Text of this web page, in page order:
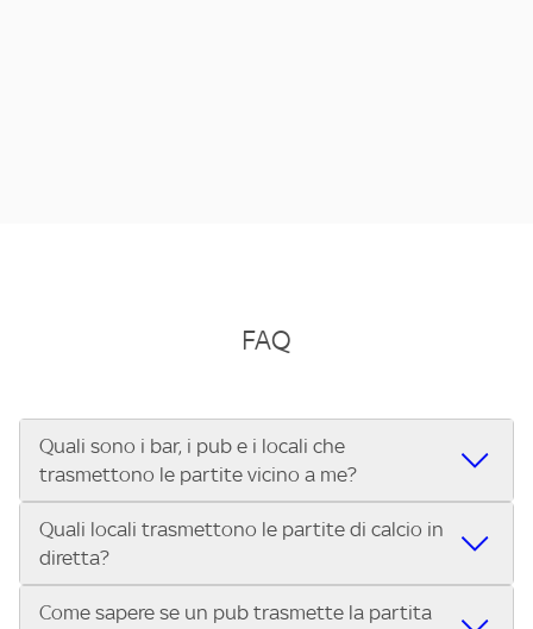
FAQ
Quali sono i bar, i pub e i locali che
trasmettono le partite vicino a me?
Se cerchi un bar, pub, ristorante o locale vicino a te per
vedere le partite di Serie A ENILIVE, la Serie C Sky Wifi, la
UEFA Champions League, la UEFA Europa League, la UEFA
Conference League, il Tennis, la Formula 1®, la MotoGP™ e
Quali locali trasmettono le partite di calcio in
diretta?
Vuoi sapere quali bar, pub o ristoranti mostrano le partite
Come sapere se un pub trasmette la partita